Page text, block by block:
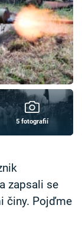
5 fotografií
zapsali se
činy. Pojďme